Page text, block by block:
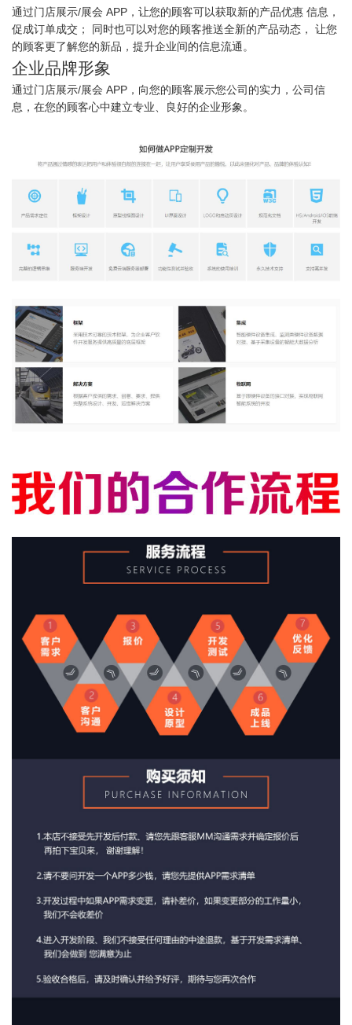
通过门店展示/展会 APP，让您的顾客可以获取新的产品优惠 信息，
促成订单成交； 同时也可以对您的顾客推送全新的产品动态， 让您
的顾客更了解您的新品，提升企业间的信息流通。
企业品牌形象
通过门店展示/展会 APP，向您的顾客展示您公司的实力，公司信
息，在您的顾客心中建立专业、良好的企业形象。